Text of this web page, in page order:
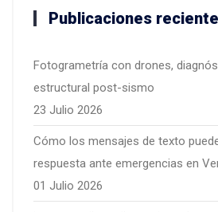
Publicaciones
Fotogrametría con drones,
estructural post-sismo
23 Julio 2026
Cómo los mensajes de texto
respuesta ante emergencias en
01 Julio 2026